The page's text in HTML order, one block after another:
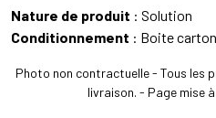
Nature de produit : Solution
Conditionnement : Boite
Photo non contractuelle - Tous les
livraison. - Page mise